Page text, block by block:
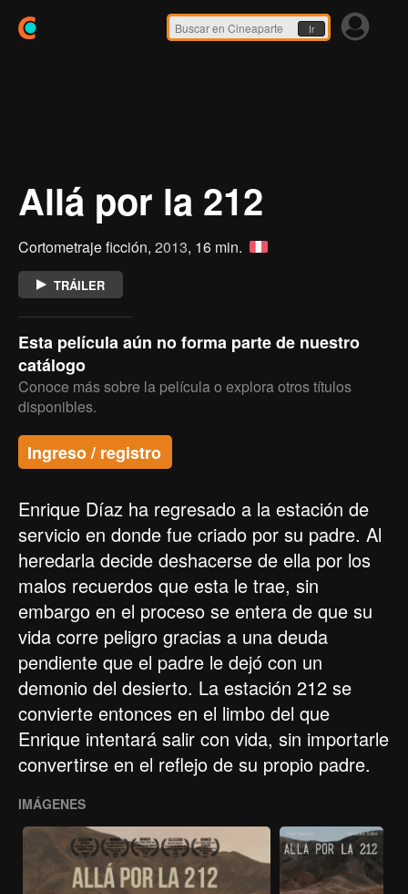
Ir
Allá por la 212
Cortometraje ficción, 2013, 16 min.
TRÁILER
Esta película aún no forma parte de nuestro
catálogo
Conoce más sobre la película o explora otros títulos
disponibles.
Ingreso / registro
Enrique Díaz ha regresado a la estación de
servicio en donde fue criado por su padre. Al
heredarla decide deshacerse de ella por los
malos recuerdos que esta le trae, sin
embargo en el proceso se entera de que su
vida corre peligro gracias a una deuda
pendiente que el padre le dejó con un
demonio del desierto. La estación 212 se
convierte entonces en el limbo del que
Enrique intentará salir con vida, sin importarle
convertirse en el reflejo de su propio padre.
IMÁGENES